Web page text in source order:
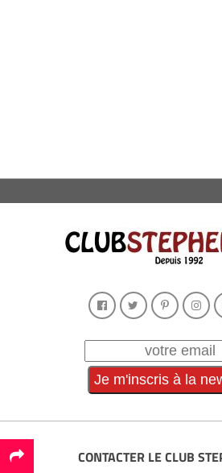
CONTACTER LE CLUB